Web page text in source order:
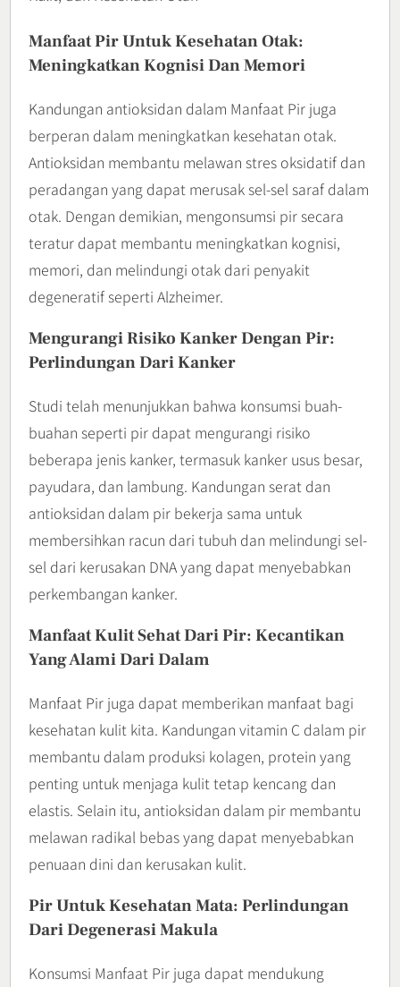
Manfaat Pir Untuk Kesehatan Otak:
Meningkatkan Kognisi Dan Memori
Kandungan antioksidan dalam Manfaat Pir juga
berperan dalam meningkatkan kesehatan otak.
Antioksidan membantu melawan stres oksidatif dan
peradangan yang dapat merusak sel-sel saraf dalam
otak. Dengan demikian, mengonsumsi pir secara
teratur dapat membantu meningkatkan kognisi,
memori, dan melindungi otak dari penyakit
degeneratif seperti Alzheimer.
Mengurangi Risiko Kanker Dengan Pir:
Perlindungan Dari Kanker
Studi telah menunjukkan bahwa konsumsi buah-
buahan seperti pir dapat mengurangi risiko
beberapa jenis kanker, termasuk kanker usus besar,
payudara, dan lambung. Kandungan serat dan
antioksidan dalam pir bekerja sama untuk
membersihkan racun dari tubuh dan melindungi sel-
sel dari kerusakan DNA yang dapat menyebabkan
perkembangan kanker.
Manfaat Kulit Sehat Dari Pir: Kecantikan
Yang Alami Dari Dalam
Manfaat Pir juga dapat memberikan manfaat bagi
kesehatan kulit kita. Kandungan vitamin C dalam pir
membantu dalam produksi kolagen, protein yang
penting untuk menjaga kulit tetap kencang dan
elastis. Selain itu, antioksidan dalam pir membantu
melawan radikal bebas yang dapat menyebabkan
penuaan dini dan kerusakan kulit.
Pir Untuk Kesehatan Mata: Perlindungan
Dari Degenerasi Makula
Konsumsi Manfaat Pir juga dapat mendukung